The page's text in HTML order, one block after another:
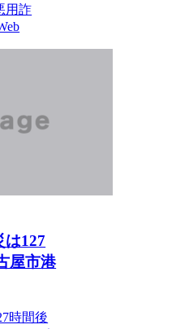
用詐
は127
屋市港
時間後